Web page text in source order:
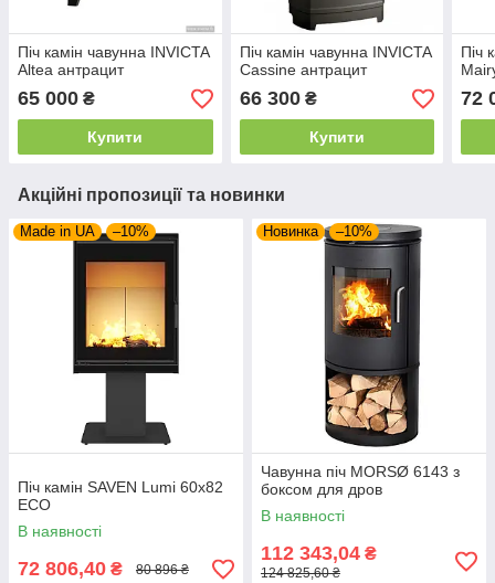
Піч камін чавунна INVICTA
Altea антрацит
65 000 ₴
Купити
Піч камін чавунна INVICTA
Cassine антрацит
66 300₴
Купити
Піч
72
Акційні пропозиції та новинки
Made in UA –10%
Піч камін SAVEN Lumi 60х82
ECO
В наявності
72 806,40 ₴ 80 896 ₴
Новинка –10%
Чавунна піч MORSØ 6143 з
боксом для дров
В наявності
112 343,04 ₴
124 825,60 ₴